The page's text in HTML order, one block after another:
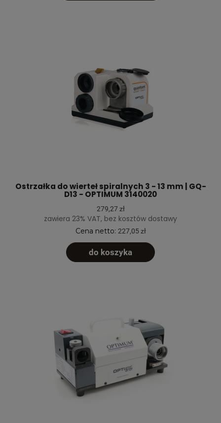
Ostrzałka do wierteł spiralnych 3 - 13 mm | GQ-
D13 - OPTIMUM 3140020
279,27 zł
zawiera 23% VAT, bez kosztów dostawy
Cena netto: 227,05 zł
do koszyka